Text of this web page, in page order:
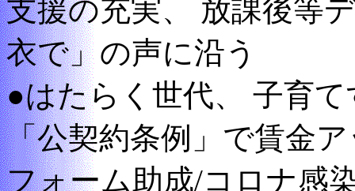
支援の充実、 放課後等
衣で」の声に沿う
●はたらく世代、 子育
「公契約条例」で賃金
フォーム助成/コロナ感